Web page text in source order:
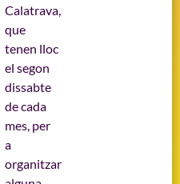
Calatrava,
que
tenen lloc
el segon
dissabte
de cada
mes, per
a
organitzar